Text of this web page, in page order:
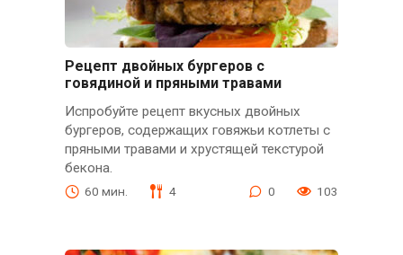
Рецепт двойных бургеров с
говядиной и пряными травами
Испробуйте рецепт вкусных двойных
бургеров, содержащих говяжьи котлеты с
пряными травами и хрустящей текстурой
бекона.
60 мин. 4 0 103